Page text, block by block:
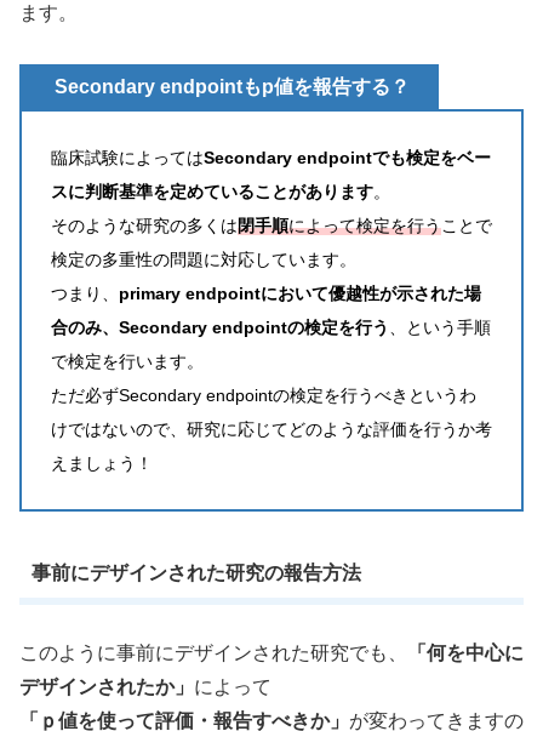
ます。
Secondary endpointもp値を報告する？
臨床試験によってはSecondary endpointでも検定をベー
スに判断基準を定めていることがあります。
そのような研究の多くは閉手順によって検定を行うことで
検定の多重性の問題に対応しています。
つまり、 primary endpointにおいて優越性が示された場
合のみ、Secondary endpointの検定を行う
、という手順
で検定を行います。
ただ必ずSecondary endpointの検定を行うべきというわ
けではないので、研究に応じてどのような評価を行うか考
えましょう！
事前にデザインされた研究の報告方法
このように事前にデザインされた研究でも、
「何を中心に
デザインされたか」 によって
「ｐ値を使って評価・報告すべきか」 が変わってきますの